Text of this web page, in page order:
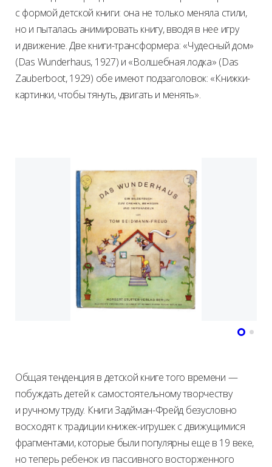
с формой детской книги: она не только меняла стили,
но и пыталась анимировать книгу, вводя в нее игру
и движение. Две книги-трансформера: «Чудесный дом»
(Das Wunderhaus, 1927) и «Волшебная лодка» (Das
Zauberboot, 1929) обе имеют подзаголовок: «Книжки-
картинки, чтобы тянуть, двигать и менять».
Общая тенденция в детской книге того времени —
побуждать детей к самостоятельному творчеству
и ручному труду. Книги Задйман-Фрейд безусловно
восходят к традиции книжек-игрушек с движущимися
фрагментами, которые были популярны еще в 19 веке,
но теперь ребенок из пассивного восторженного